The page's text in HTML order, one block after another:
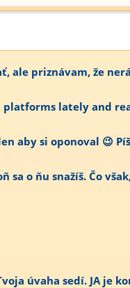
ale priznávam, že
platforms lately and
aby si oponoval 😉
o ňu snažíš. Čo
úvaha sedí. JA je